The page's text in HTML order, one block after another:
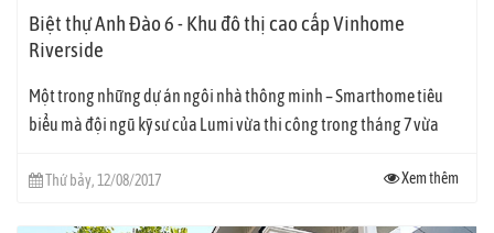
Biệt thự Anh Đào 6 - Khu đô thị cao cấp Vinhome
Riverside
Một trong những dự án ngôi nhà thông minh – Smarthome tiêu
biểu mà đội ngũ kỹ sư của Lumi vừa thi công trong tháng 7 vừa
Thứ bảy, 12/08/2017 Xem thêm